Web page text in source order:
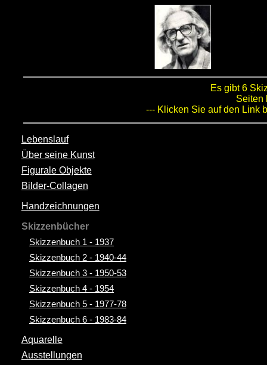
Es gibt 6
Seiten
--- Klicken Sie auf den Link
Lebenslauf
Über seine Kunst
Figurale Objekte
Bilder-Collagen
Handzeichnungen
Skizzenbücher
Skizzenbuch 1 - 1937
Skizzenbuch 2 - 1940-44
Skizzenbuch 3 - 1950-53
Skizzenbuch 4 - 1954
Skizzenbuch 5 - 1977-78
Skizzenbuch 6 - 1983-84
Aquarelle
Ausstellungen